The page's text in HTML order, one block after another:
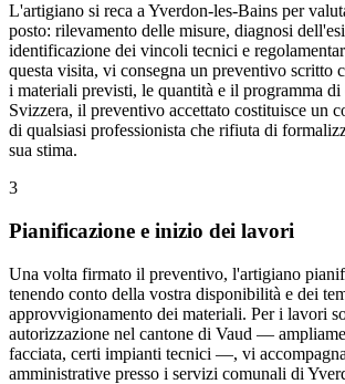
L'artigiano si reca a Yverdon-les-Bains per
posto: rilevamento delle misure, diagnosi
identificazione dei vincoli tecnici e
questa visita, vi consegna un preventivo scritto
i materiali previsti, le quantità e il programma di
Svizzera, il preventivo accettato costituisce un
di qualsiasi professionista che rifiuta di
sua stima.
3
Pianificazione e inizio dei lavori
Una volta firmato il preventivo, l'artigiano
tenendo conto della vostra disponibilità e dei
approvvigionamento dei materiali. Per i lavori
autorizzazione nel cantone di Vaud —
facciata, certi impianti tecnici —, vi
amministrative presso i servizi comunali di